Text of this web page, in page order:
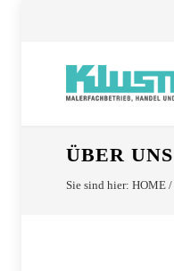
ÜBER UNS
Sie sind hier: HOME /